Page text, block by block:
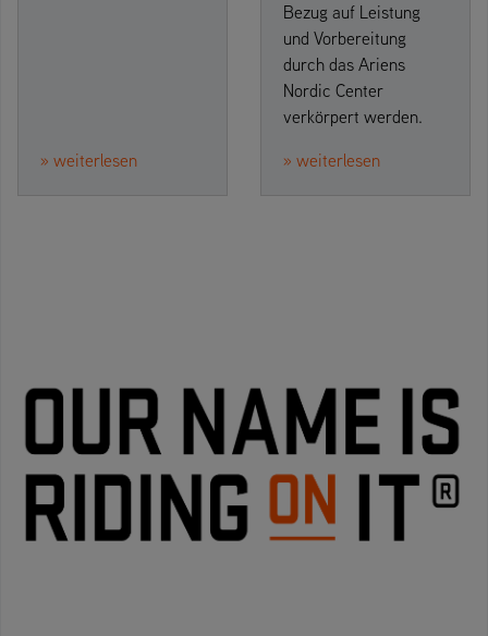
» weiterlesen
Bezug auf Leistung
und Vorbereitung
durch das Ariens
Nordic Center
verkörpert werden.
» weiterlesen